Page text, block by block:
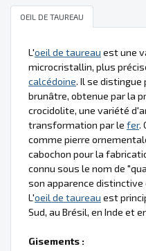
OEIL DE TAUREAU
L'oeil de taureau est une
microcristallin, plus
calcédoine. Il se distingue
brunâtre, obtenue par la
crocidolite, une variété
transformation par le fer.
comme pierre
cabochon pour la
connu sous le nom de
son apparence
L'oeil de taureau est
Sud, au Brésil, en Inde et
Gisements :